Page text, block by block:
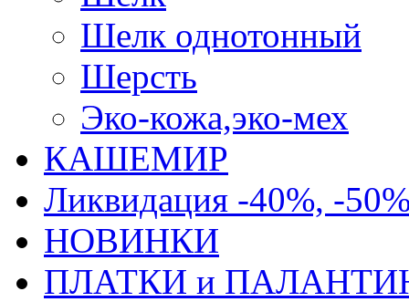
Шелк однотонный
Шерсть
Эко-кожа,эко-мех
КАШЕМИР
Ликвидация -40%, -
НОВИНКИ
ПЛАТКИ и